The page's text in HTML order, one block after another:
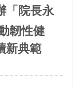
「院長永
韌性健
新典範